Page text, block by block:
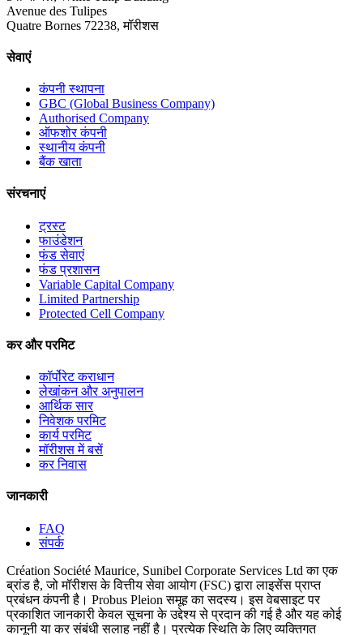
Avenue des Tulipes
Quatre Bornes 72238, मॉरीशस
सेवाएं
कंपनी स्थापना
GBC (Global Business Company)
Authorised Company
ऑफशोर कंपनी
स्थानीय कंपनी
बैंक खाता
संरचनाएं
ट्रस्ट
फाउंडेशन
फंड सेवाएं
फंड प्रशासन
Variable Capital Company
Limited Partnership
Protected Cell Company
कर और परमिट
कॉर्पोरेट कराधान
लेखांकन और अनुपालन
आर्थिक सार
निवेशक परमिट
कार्य परमिट
मॉरीशस में बसें
कर निवास
जानकारी
FAQ
संपर्क
Création Société Maurice, Sunibel Corporate Services Ltd का एक
ब्रांड है, जो मॉरीशस के वित्तीय सेवा आयोग (FSC) द्वारा लाइसेंस प्राप्त
प्रबंधन कंपनी है। Probus Pleion समूह का सदस्य। इस वेबसाइट पर
प्रकाशित जानकारी केवल सूचना के उद्देश्य से प्रदान की गई है और यह कोई
कानूनी या कर संबंधी सलाह नहीं है। प्रत्येक स्थिति के लिए व्यक्तिगत